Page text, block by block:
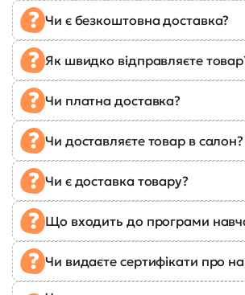
Чи є безкоштовна доставка?
Як швидко відправляєте
Чи платна доставка?
Чи доставляєте товар в салон?
Чи є доставка товару?
Що входить до програми
Чи видаєте сертифікати про